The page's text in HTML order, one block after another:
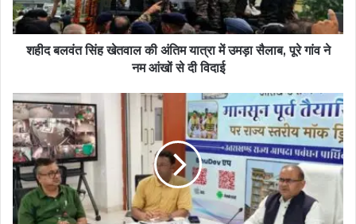
शहीद बलवंत सिंह खेतवाल की अंतिम यात्रा में उमड़ा सैलाब, पूरे गांव ने
नम आंखों से दी विदाई